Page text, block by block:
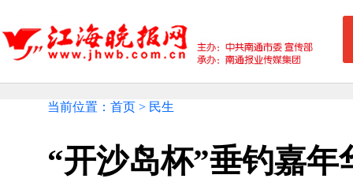
当前位置：首页 > 民生
“开沙岛杯”垂钓嘉